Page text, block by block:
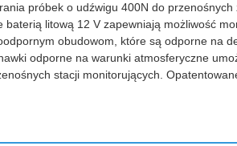
próbek o udźwigu 400N do przenośnych
litową 12 V zapewniają możliwość
obudowom, które są odporne na
odporne na warunki atmosferyczne
stacji monitorujących.